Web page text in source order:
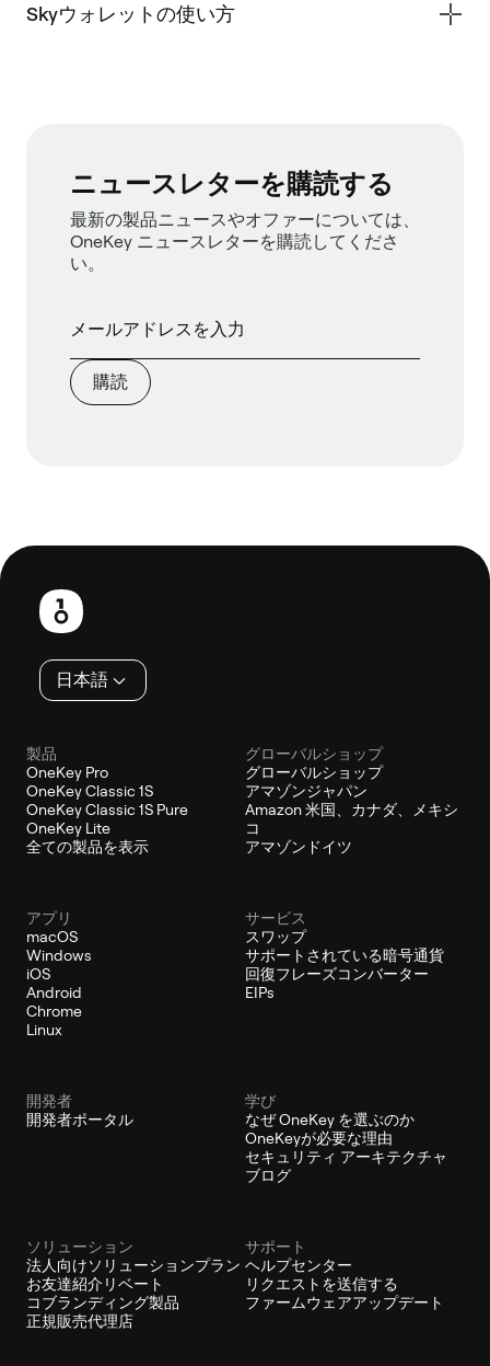
Skyウォレットの使い方
ニュースレターを購読する
最新の製品ニュースやオファーについては、
OneKey ニュースレターを購読してくださ
い。
購読
フ
日本語
製品
OneKey Pro
OneKey Classic 1S
OneKey Classic 1S Pure
OneKey Lite
全ての製品を表示
グローバルショップ
グローバルショップ
アマゾンジャパン
Amazon 米国、カナダ、メキシ
コ
アマゾンドイツ
アプリ
macOS
Windows
iOS
Android
Chrome
Linux
サービス
スワップ
サポートされている暗号通貨
回復フレーズコンバーター
EIPs
開発者
開発者ポータル
学び
なぜ OneKey を選ぶのか
OneKeyが必要な理由
セキュリティ アーキテクチャ
ブログ
ソリューション
法人向けソリューションプラン
お友達紹介リベート
コブランディング製品
正規販売代理店
サポート
ヘルプセンター
リクエストを送信する
ファームウェアアップデート